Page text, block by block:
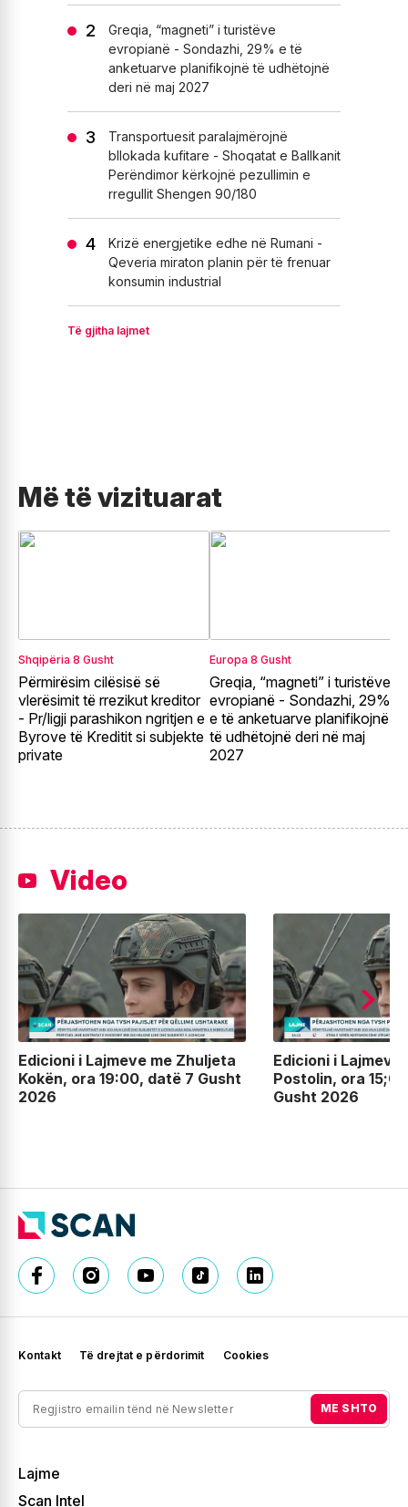
Greqia, “magneti” i turistëve
evropianë - Sondazhi, 29% e të
anketuarve planifikojnë të udhëtojnë
deri në maj 2027
Transportuesit paralajmërojnë
bllokada kufitare - Shoqatat e Ballkanit
Perëndimor kërkojnë pezullimin e
rregullit Shengen 90/180
Krizë energjetike edhe në Rumani -
Qeveria miraton planin për të frenuar
konsumin industrial
Të gjitha lajmet
Më të vizituarat
Shqipëria 8 Gusht
Përmirësim cilësisë së
vlerësimit të rrezikut kreditor
- Pr/ligji parashikon ngritjen e
Byrove të Kreditit si subjekte
private
Europa 8 Gusht
Greqia, “magneti” i turistëve
evropianë - Sondazhi, 29%
e të anketuarve planifikojnë
të udhëtojnë deri në maj
2027
Video
Edicioni i Lajmeve me Zhuljeta
Kokën, ora 19:00, datë 7 Gusht
2026
Edicioni i Lajmeve
Postolin, ora
Gusht 2026
Lajme
Scan Intel
Kontakt Të drejtat e përdorimit Cookies
ME SHTO